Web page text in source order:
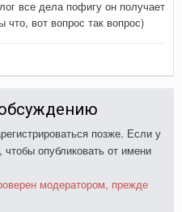
все дела пофигу он получает
что, вот вопрос так вопрос)
позже. Если у
, чтобы опубликовать от имени
модератором, прежде